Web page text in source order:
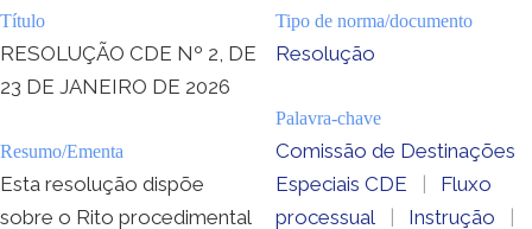
Título
RESOLUÇÃO CDE Nº 2, DE
23 DE JANEIRO DE 2026
Resumo/Ementa
Esta resolução dispõe
sobre o Rito procedimental
Tipo de norma/documento
Resolução
Palavra-chave
Comissão de Destinações
Especiais CDE
|
Fluxo
processual
| Instrução |